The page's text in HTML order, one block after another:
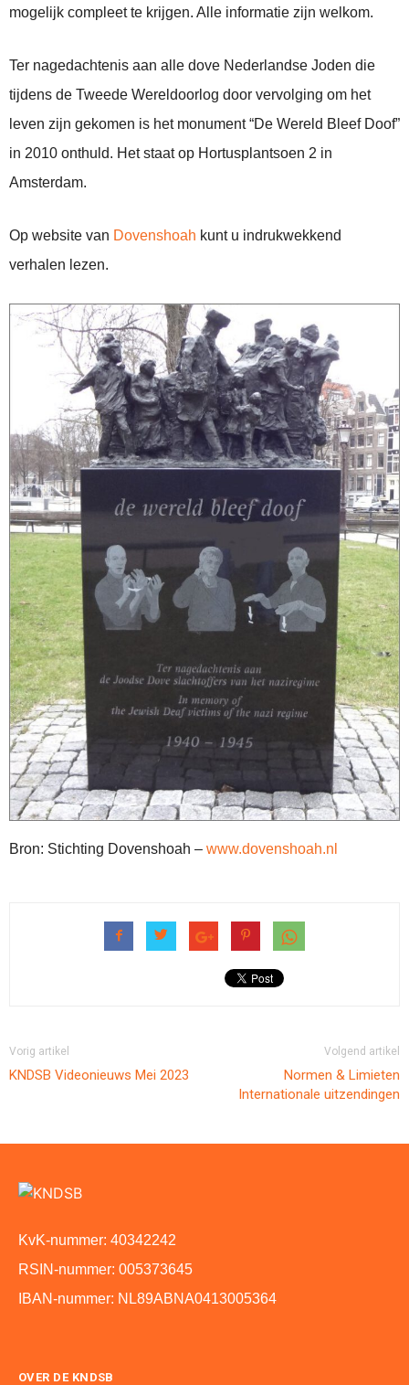
mogelijk compleet te krijgen. Alle informatie zijn welkom.
Ter nagedachtenis aan alle dove Nederlandse Joden die
tijdens de Tweede Wereldoorlog door vervolging om het
leven zijn gekomen is het monument “De Wereld Bleef Doof”
in 2010 onthuld. Het staat op Hortusplantsoen 2 in
Amsterdam.
Op website van Dovenshoah kunt u indrukwekkend
verhalen lezen.
Bron: Stichting Dovenshoah – www.dovenshoah.nl
Vorig artikel
KNDSB Videonieuws Mei 2023
Volgend artikel
Normen & Limieten
Internationale uitzendingen
KvK-nummer: 40342242
RSIN-nummer: 005373645
IBAN-nummer: NL89ABNA0413005364
OVER DE KNDSB